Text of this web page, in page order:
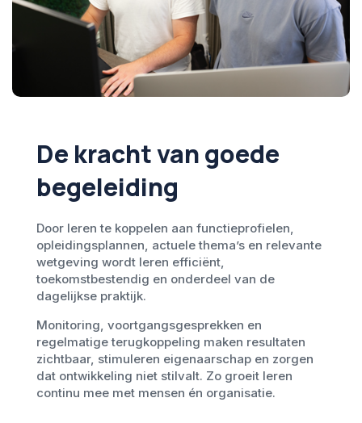
De kracht van goede
begeleiding
Door leren te koppelen aan functieprofielen,
opleidingsplannen, actuele thema’s en relevante
wetgeving wordt leren efficiënt,
toekomstbestendig en onderdeel van de
dagelijkse praktijk.
Monitoring, voortgangsgesprekken en
regelmatige terugkoppeling maken resultaten
zichtbaar, stimuleren eigenaarschap en zorgen
dat ontwikkeling niet stilvalt. Zo groeit leren
continu mee met mensen én organisatie.